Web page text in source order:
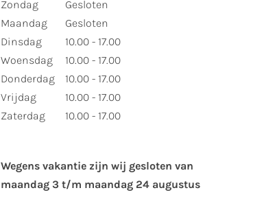
Zondag
Maandag
Dinsdag
Woensdag
Donderdag
Vrijdag
Zaterdag
Gesloten
Gesloten
10.00 - 17.00
10.00 - 17.00
10.00 - 17.00
10.00 - 17.00
10.00 - 17.00
Wegens vakantie zijn wij gesloten van ​
maandag 3 t/m maandag 24 augustus